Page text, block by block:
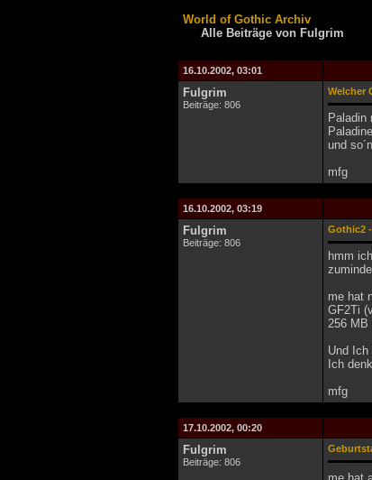
World of Gothic Archiv
Alle Beiträge von Fulgrim
16.10.2002, 03:01
Fulgrim
Beiträge: 806
Welcher
Paladin
und
mfg
16.10.2002, 03:19
Fulgrim
Beiträge: 806
Gothic2
hmm
me hat
GF2Ti
256 MB
Und
Ich
mfg
17.10.2002, 00:20
Fulgrim
Beiträge: 806